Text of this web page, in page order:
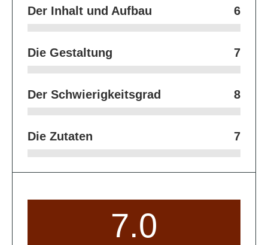
Der Inhalt und Aufbau 6
Die Gestaltung 7
Der Schwierigkeitsgrad 8
Die Zutaten 7
7.0